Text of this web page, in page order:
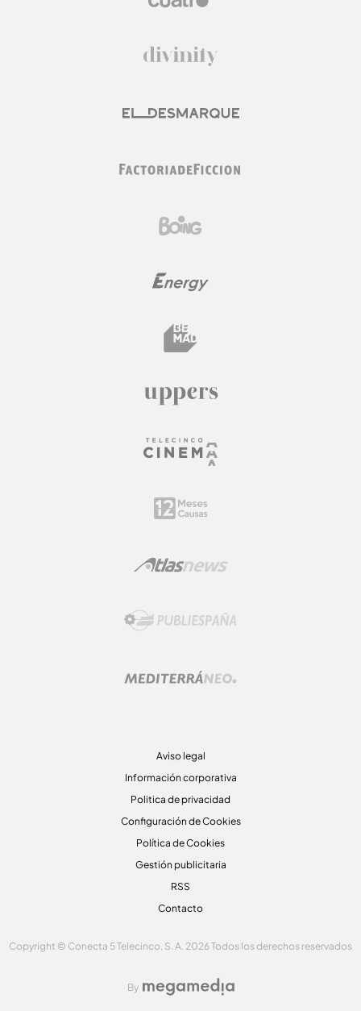
Aviso legal
Información corporativa
Politica de privacidad
Configuración de Cookies
Política de Cookies
Gestión publicitaria
RSS
Contacto
Copyright © Conecta 5 Telecinco, S. A. 2026 Todos los derechos reservados
By